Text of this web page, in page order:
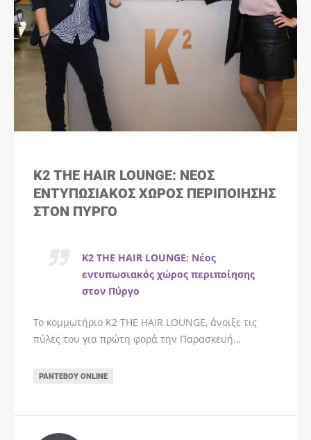
K2 THE HAIR LOUNGE: ΝΈΟΣ
ΕΝΤΥΠΩΣΙΑΚΌΣ ΧΏΡΟΣ ΠΕΡΙΠΟΊΗΣΗΣ
ΣΤΟΝ ΠΎΡΓΟ
K2 THE HAIR LOUNGE: Νέος
εντυπωσιακός χώρος περιποίησης
στον Πύργο
Το κομμωτήριο K2 THE HAIR LOUNGE, άνοιξε τις
πύλες του για πρώτη φορά την Παρασκευή…
ΡΑΝΤΕΒΟΎ ONLINE